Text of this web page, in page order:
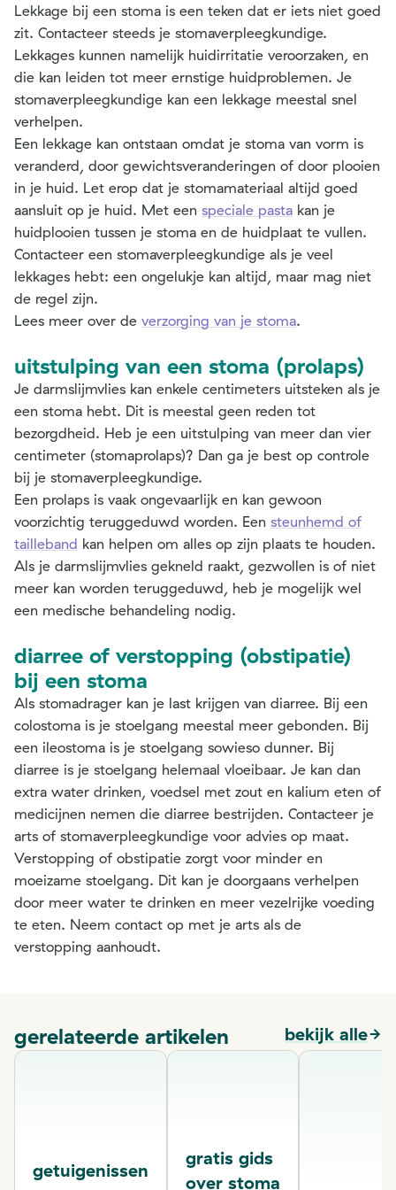
Lekkage bij een stoma is een teken dat er iets niet goed
zit. Contacteer steeds je stomaverpleegkundige.
Lekkages kunnen namelijk huidirritatie veroorzaken, en
die kan leiden tot meer ernstige huidproblemen. Je
stomaverpleegkundige kan een lekkage meestal snel
verhelpen.
Een lekkage kan ontstaan omdat je stoma van vorm is
veranderd, door gewichtsveranderingen of door plooien
in je huid. Let erop dat je stomamateriaal altijd goed
aansluit op je huid. Met een speciale pasta kan je
huidplooien tussen je stoma en de huidplaat te vullen.
Contacteer een stomaverpleegkundige als je veel
lekkages hebt: een ongelukje kan altijd, maar mag niet
de regel zijn.
Lees meer over de verzorging van je stoma.
uitstulping van een stoma (prolaps)
Je darmslijmvlies kan enkele centimeters uitsteken als je
een stoma hebt. Dit is meestal geen reden tot
bezorgdheid. Heb je een uitstulping van meer dan vier
centimeter (stomaprolaps)? Dan ga je best op controle
bij je stomaverpleegkundige.
Een prolaps is vaak ongevaarlijk en kan gewoon
voorzichtig teruggeduwd worden. Een steunhemd of
tailleband kan helpen om alles op zijn plaats te houden.
Als je darmslijmvlies gekneld raakt, gezwollen is of niet
meer kan worden teruggeduwd, heb je mogelijk wel
een medische behandeling nodig.
diarree of verstopping (obstipatie)
bij een stoma
Als stomadrager kan je last krijgen van diarree. Bij een
colostoma is je stoelgang meestal meer gebonden. Bij
een ileostoma is je stoelgang sowieso dunner. Bij
diarree is je stoelgang helemaal vloeibaar. Je kan dan
extra water drinken, voedsel met zout en kalium eten of
medicijnen nemen die diarree bestrijden. Contacteer je
arts of stomaverpleegkundige voor advies op maat.
Verstopping of obstipatie zorgt voor minder en
moeizame stoelgang. Dit kan je doorgaans verhelpen
door meer water te drinken en meer vezelrijke voeding
te eten. Neem contact op met je arts als de
verstopping aanhoudt.
gerelateerde artikelen bekijk alle
getuigenissen
gratis gids
over stoma